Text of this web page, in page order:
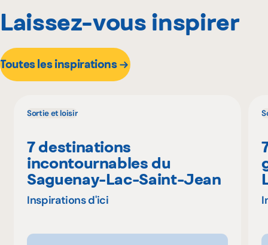
Laissez-vous inspirer
Toutes les inspirations
Sortie et loisir
7 destinations
incontournables du
Saguenay-Lac-Saint-Jean
Inspirations d'ici